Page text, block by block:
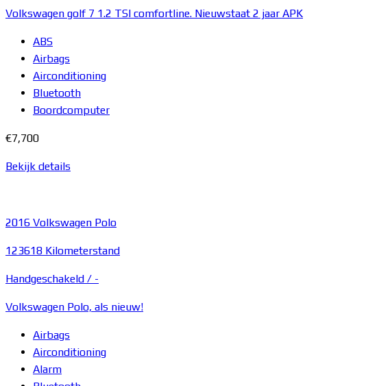
Volkswagen golf 7 1.2 TSI comfortline. Nieuwstaat 2 jaar APK
ABS
Airbags
Airconditioning
Bluetooth
Boordcomputer
€7,700
Bekijk details
2016 Volkswagen Polo
123618 Kilometerstand
Handgeschakeld / -
Volkswagen Polo, als nieuw!
Airbags
Airconditioning
Alarm